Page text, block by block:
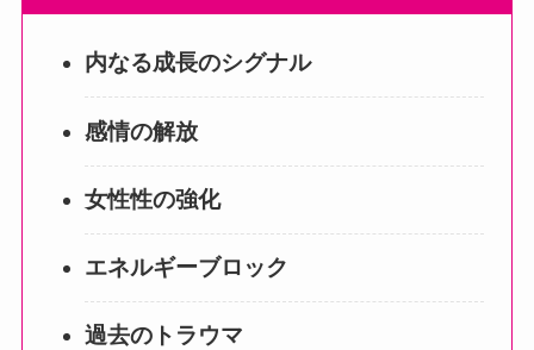
内なる成長のシグナル
感情の解放
女性性の強化
エネルギーブロック
過去のトラウマ